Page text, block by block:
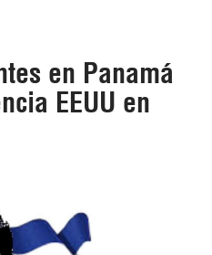
en Panamá
EEUU en